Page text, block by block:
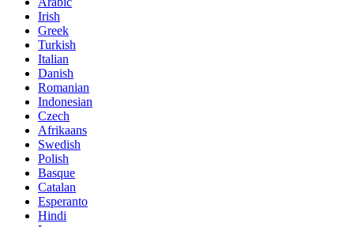
Irish
Greek
Turkish
Italian
Danish
Romanian
Indonesian
Czech
Afrikaans
Swedish
Polish
Basque
Catalan
Esperanto
Hindi